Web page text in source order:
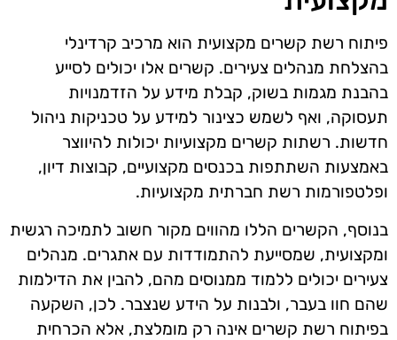
פיתוח רשת קשרים מקצועית הוא מרכיב קרדינלי
בהצלחת מנהלים צעירים. קשרים אלו יכולים לסייע
בהבנת מגמות בשוק, קבלת מידע על הזדמנויות
תעסוקה, ואף לשמש כצינור למידע על טכניקות ניהול
חדשות. רשתות קשרים מקצועיות יכולות להיווצר
באמצעות השתתפות בכנסים מקצועיים, קבוצות דיון,
ופלטפורמות רשת חברתית מקצועיות.
בנוסף, הקשרים הללו מהווים מקור חשוב לתמיכה רגשית
ומקצועית, שמסייעת להתמודדות עם אתגרים. מנהלים
צעירים יכולים ללמוד ממנוסים מהם, להבין את הדילמות
שהם חוו בעבר, ולבנות על הידע שנצבר. לכן, השקעה
בפיתוח רשת קשרים אינה רק מומלצת, אלא הכרחית